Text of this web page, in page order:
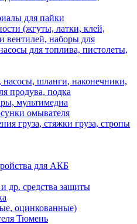
для пайки
(жгуты, латки, клей,
вентилей, наборы для
для топлива, пистолеты,
шланги, наконечники,
продува, подка
мультимедиа
омывателя
груза, стяжки груза, стропы
для АКБ
др. средства защиты
оцинкованные)
Тюмень